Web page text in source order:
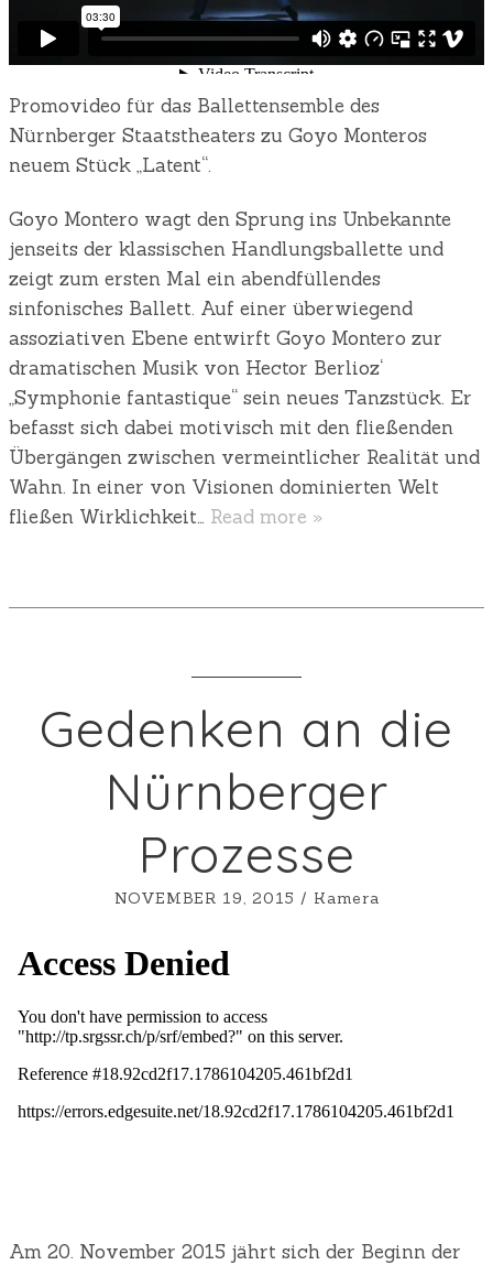
Promovideo für das Ballettensemble des
Nürnberger Staatstheaters zu Goyo Monteros
neuem Stück „Latent“.
Goyo Montero wagt den Sprung ins Unbekannte
jenseits der klassischen Handlungsballette und
zeigt zum ersten Mal ein abendfüllendes
sinfonisches Ballett. Auf einer überwiegend
assoziativen Ebene entwirft Goyo Montero zur
dramatischen Musik von Hector Berlioz‘
„Symphonie fantastique“ sein neues Tanzstück. Er
befasst sich dabei motivisch mit den fließenden
Übergängen zwischen vermeintlicher Realität und
Wahn. In einer von Visionen dominierten Welt
fließen Wirklichkeit… Read more »
Gedenken an die
Nürnberger
Prozesse
NOVEMBER 19, 2015 / Kamera
Am 20. November 2015 jährt sich der Beginn der